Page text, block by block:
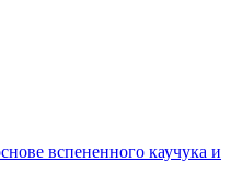
вспененного каучука и